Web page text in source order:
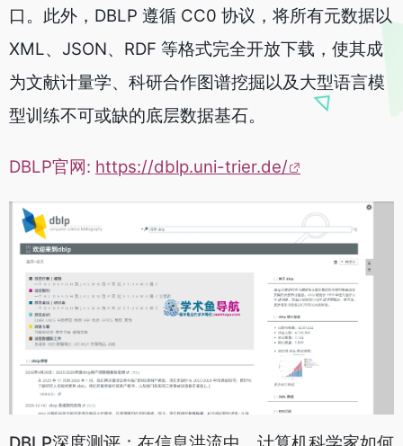
口。此外，DBLP 遵循 CC0 协议，将所有元数据以
XML、JSON、RDF 等格式完全开放下载，使其成
为文献计量学、科研合作图谱挖掘以及大型语言模
型训练不可或缺的底层数据基石。
DBLP官网: https://dblp.uni-trier.de/